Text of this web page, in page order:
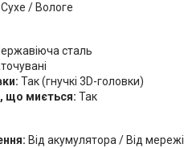
Сухе / Вологе
сталь
Так (гнучкі 3D-головки)
що миється: Так
Від акумулятора / Від мережі